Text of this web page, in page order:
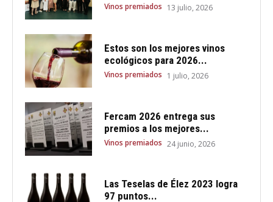
Vinos premiados 13 julio, 2026
Estos son los mejores vinos
ecológicos para 2026...
Vinos premiados 1 julio, 2026
Fercam 2026 entrega sus
premios a los mejores...
Vinos premiados 24 junio, 2026
Las Teselas de Élez 2023 logra
97 puntos...